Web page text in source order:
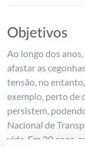
Objetivos
Ao longo dos
afastar as
tensão, no
exemplo, perto de
persistem,
Nacional de
vida. Em 20 anos,